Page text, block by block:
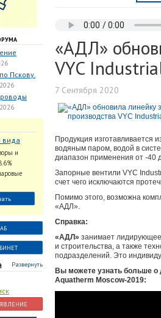
Пскову.
вида
с
и
Развернуть
«АДЛ»
VYC
7 Сентября 2020
Продукция изготавливается
водяным паром, водой в
диапазон применения от -40
Запорные вентили VYC
счет чего исключаются
Помимо этого, возможна
«АДЛ».
Справка:
«АДЛ» занимает лидирующее
и строительства, а также
подразделений. Это
Вы можете узнать больше
Aquatherm Moscow-2019: